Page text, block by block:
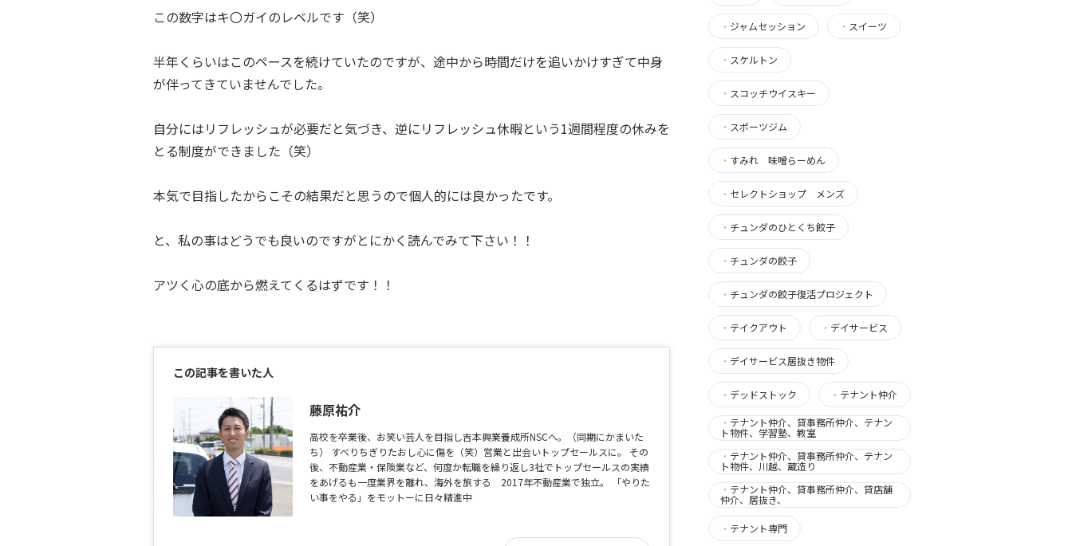
この数字はキ〇ガイのレベルです（笑）
半年くらいはこのペースを続けていたのですが、途中から時間だけを追いかけすぎて中身
が伴ってきていませんでした。
自分にはリフレッシュが必要だと気づき、逆にリフレッシュ休暇という1週間程度の休みを
とる制度ができました（笑）
本気で目指したからこその結果だと思うので個人的には良かったです。
と、私の事はどうでも良いのですがとにかく読んでみて下さい！！
アツく心の底から燃えてくるはずです！！
この記事を書いた人
藤原祐介
高校を卒業後、お笑い芸人を目指し吉本興業養成所NSCへ。（同期にかまいた
ち） すべりちぎりたおし心に傷を（笑）営業と出会いトップセールスに。 その
後、不動産業・保険業など、何度か転職を繰り返し3社でトップセールスの実績
をあげるも一度業界を離れ、海外を旅する 2017年不動産業で独立。 「やりた
い事をやる」をモットーに日々精進中
・ ジャムセッション ・ スイーツ
・ スケルトン
・ スコッチウイスキー
・ スポーツジム
・ すみれ 味噌らーめん
・ セレクトショップ メンズ
・ チュンダのひとくち餃子
・ チュンダの餃子
・ チュンダの餃子復活プロジェクト
・ テイクアウト ・ デイサービス
・ デイサービス居抜き物件
・ デッドストック ・ テナント仲介
・ テナント仲介、貸事務所仲介、テナン
ト物件、学習塾、教室
・ テナント仲介、貸事務所仲介、テナン
ト物件、川越、蔵造り
・ テナント仲介、貸事務所仲介、貸店舗
仲介、居抜き、
・ テナント専門